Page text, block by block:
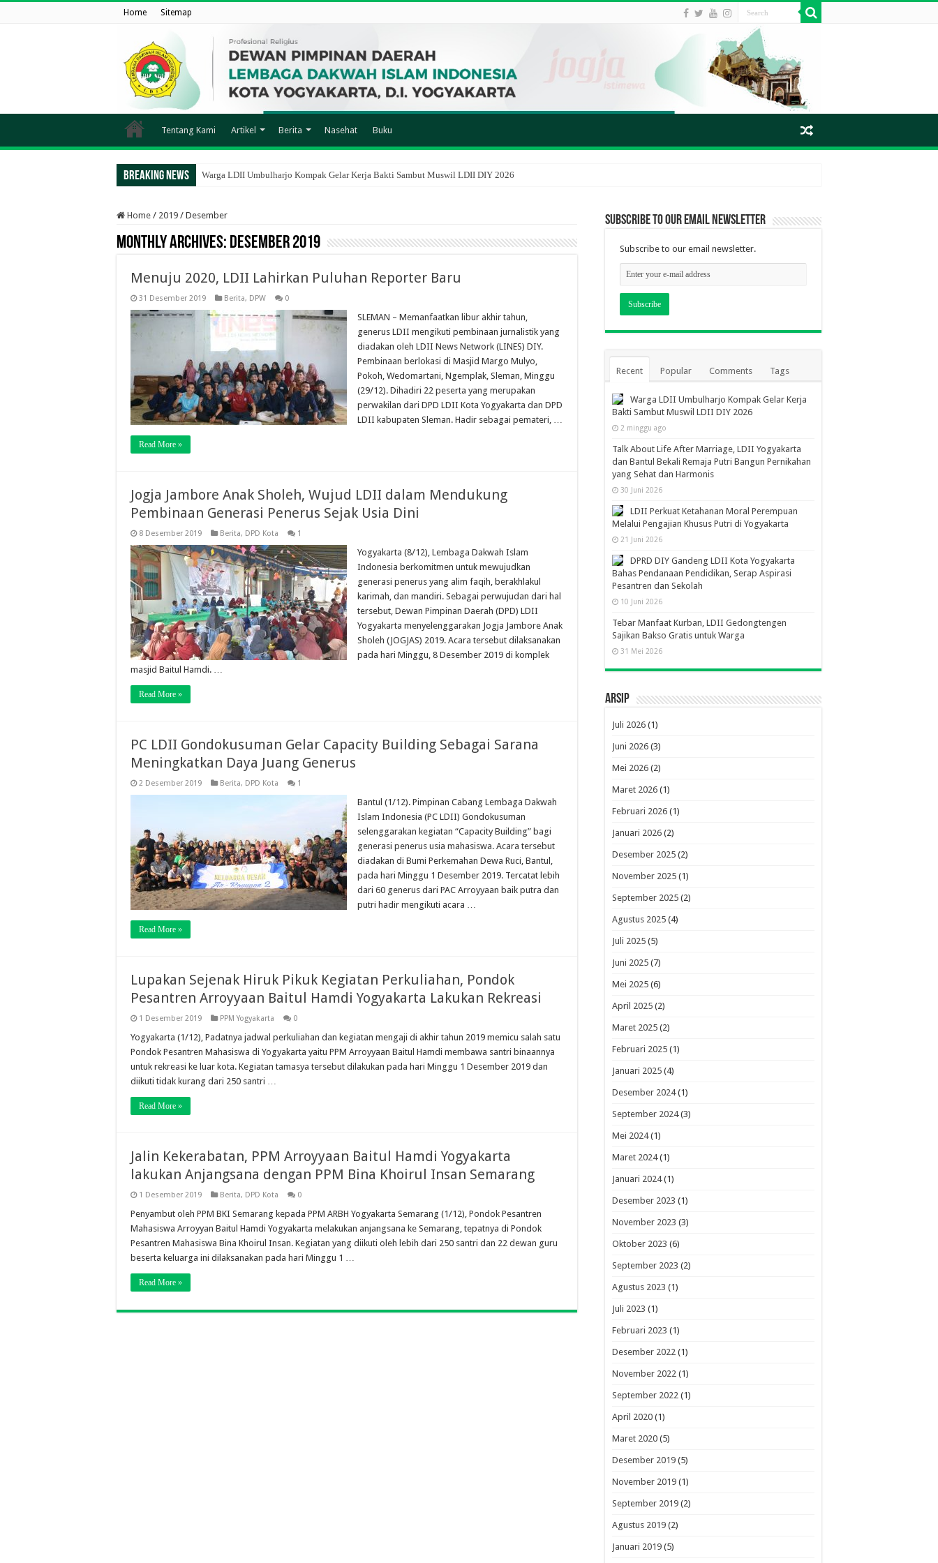
Home Sitemap
Tentang Kami Artikel Berita Nasehat Buku
Breaking News Warga LDII Umbulharjo Kompak Gelar Kerja Bakti Sambut Muswil LDII DIY 2026
Home / 2019 / Desember
Monthly Archives: Desember 2019
Menuju 2020, LDII Lahirkan Puluhan Reporter Baru
31 Desember 2019 Berita, DPW 0
SLEMAN – Memanfaatkan libur akhir tahun,
generus LDII mengikuti pembinaan jurnalistik yang
diadakan oleh LDII News Network (LINES) DIY.
Pembinaan berlokasi di Masjid Margo Mulyo,
Pokoh, Wedomartani, Ngemplak, Sleman, Minggu
(29/12). Dihadiri 22 peserta yang merupakan
perwakilan dari DPD LDII Kota Yogyakarta dan DPD
LDII kabupaten Sleman. Hadir sebagai pemateri, …
Read More »
Jogja Jambore Anak Sholeh, Wujud LDII dalam Mendukung
Pembinaan Generasi Penerus Sejak Usia Dini
8 Desember 2019 Berita, DPD Kota 1
Yogyakarta (8/12), Lembaga Dakwah Islam
Indonesia berkomitmen untuk mewujudkan
generasi penerus yang alim faqih, berakhlakul
karimah, dan mandiri. Sebagai perwujudan dari hal
tersebut, Dewan Pimpinan Daerah (DPD) LDII
Yogyakarta menyelenggarakan Jogja Jambore Anak
Sholeh (JOGJAS) 2019. Acara tersebut dilaksanakan
pada hari Minggu, 8 Desember 2019 di komplek
masjid Baitul Hamdi. …
Read More »
PC LDII Gondokusuman Gelar Capacity Building Sebagai Sarana
Meningkatkan Daya Juang Generus
2 Desember 2019 Berita, DPD Kota 1
Bantul (1/12). Pimpinan Cabang Lembaga Dakwah
Islam Indonesia (PC LDII) Gondokusuman
selenggarakan kegiatan “Capacity Building” bagi
generasi penerus usia mahasiswa. Acara tersebut
diadakan di Bumi Perkemahan Dewa Ruci, Bantul,
pada hari Minggu 1 Desember 2019. Tercatat lebih
dari 60 generus dari PAC Arroyyaan baik putra dan
putri hadir mengikuti acara …
Read More »
Lupakan Sejenak Hiruk Pikuk Kegiatan Perkuliahan, Pondok
Pesantren Arroyyaan Baitul Hamdi Yogyakarta Lakukan Rekreasi
1 Desember 2019 PPM Yogyakarta 0
Yogyakarta (1/12), Padatnya jadwal perkuliahan dan kegiatan mengaji di akhir tahun 2019 memicu salah satu
Pondok Pesantren Mahasiswa di Yogyakarta yaitu PPM Arroyyaan Baitul Hamdi membawa santri binaannya
untuk rekreasi ke luar kota. Kegiatan tamasya tersebut dilakukan pada hari Minggu 1 Desember 2019 dan
diikuti tidak kurang dari 250 santri …
Read More »
Jalin Kekerabatan, PPM Arroyyaan Baitul Hamdi Yogyakarta
lakukan Anjangsana dengan PPM Bina Khoirul Insan Semarang
1 Desember 2019 Berita, DPD Kota 0
Penyambut oleh PPM BKI Semarang kepada PPM ARBH Yogyakarta Semarang (1/12), Pondok Pesantren
Mahasiswa Arroyyan Baitul Hamdi Yogyakarta melakukan anjangsana ke Semarang, tepatnya di Pondok
Pesantren Mahasiswa Bina Khoirul Insan. Kegiatan yang diikuti oleh lebih dari 250 santri dan 22 dewan guru
beserta keluarga ini dilaksanakan pada hari Minggu 1 …
Read More »
Subscribe to our email newsletter
Subscribe to our email newsletter.
Recent Popular Comments Tags
Warga LDII Umbulharjo Kompak Gelar Kerja
Bakti Sambut Muswil LDII DIY 2026
2 minggu ago
Talk About Life After Marriage, LDII Yogyakarta
dan Bantul Bekali Remaja Putri Bangun Pernikahan
yang Sehat dan Harmonis
30 Juni 2026
LDII Perkuat Ketahanan Moral Perempuan
Melalui Pengajian Khusus Putri di Yogyakarta
21 Juni 2026
DPRD DIY Gandeng LDII Kota Yogyakarta
Bahas Pendanaan Pendidikan, Serap Aspirasi
Pesantren dan Sekolah
10 Juni 2026
Tebar Manfaat Kurban, LDII Gedongtengen
Sajikan Bakso Gratis untuk Warga
31 Mei 2026
Arsip
Juli 2026 (1)
Juni 2026 (3)
Mei 2026 (2)
Maret 2026 (1)
Februari 2026 (1)
Januari 2026 (2)
Desember 2025 (2)
November 2025 (1)
September 2025 (2)
Agustus 2025 (4)
Juli 2025 (5)
Juni 2025 (7)
Mei 2025 (6)
April 2025 (2)
Maret 2025 (2)
Februari 2025 (1)
Januari 2025 (4)
Desember 2024(1)
September 2024(3)
Mei 2024(1)
Maret 2024(1)
Januari 2024(1)
Desember 2023 (1)
November 2023 (3)
Oktober 2023 (6)
September 2023 (2)
Agustus 2023 (1)
Juli 2023 (1)
Februari 2023 (1)
Desember 2022 (1)
November 2022 (1)
September 2022 (1)
April 2020 (1)
Maret 2020 (5)
Desember 2019 (5)
November 2019 (1)
September 2019 (2)
Agustus 2019 (2)
Januari 2019 (5)